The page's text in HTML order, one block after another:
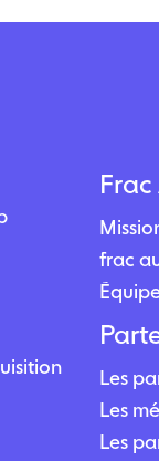
frac
Les
Les
Les